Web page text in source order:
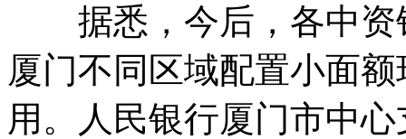
据悉，今后，各中资
厦门不同区域配置小面
用。人民银行厦门市中